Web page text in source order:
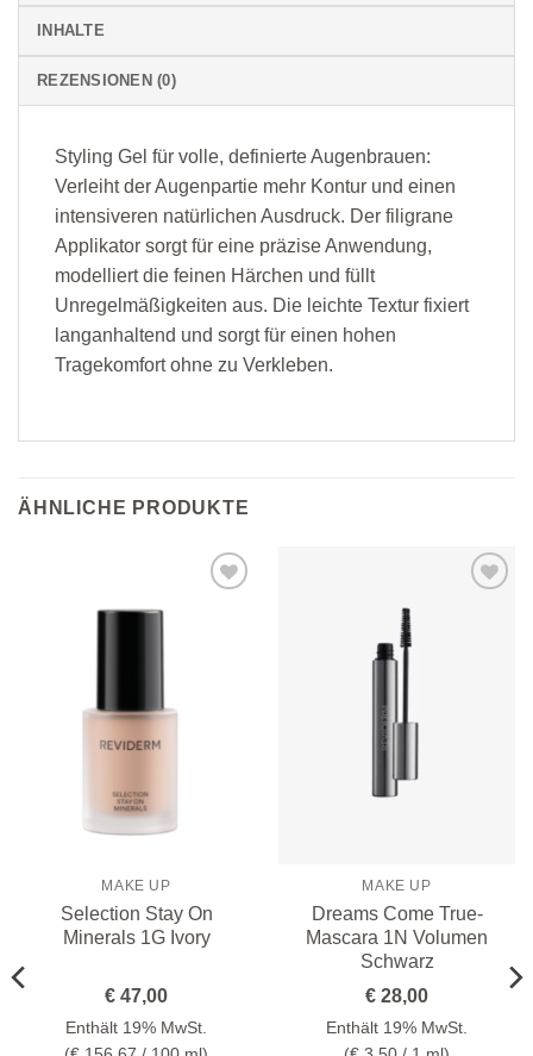
INHALTE
REZENSIONEN (0)
Styling Gel für volle, definierte Augenbrauen:
Verleiht der Augenpartie mehr Kontur und einen
intensiveren natürlichen Ausdruck. Der filigrane
Applikator sorgt für eine präzise Anwendung,
modelliert die feinen Härchen und füllt
Unregelmäßigkeiten aus. Die leichte Textur fixiert
langanhaltend und sorgt für einen hohen
Tragekomfort ohne zu Verkleben.
ÄHNLICHE PRODUKTE
MAKE UP
Selection Stay On
Minerals 1G Ivory
€ 47,00
Enthält 19% MwSt.
MAKE UP
Dreams Come True-
Mascara 1N Volumen
Schwarz
€ 28,00
Enthält 19% MwSt.